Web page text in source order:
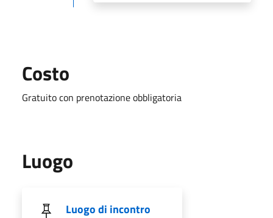
Costo
Gratuito con prenotazione obbligatoria
Luogo
Luogo di incontro